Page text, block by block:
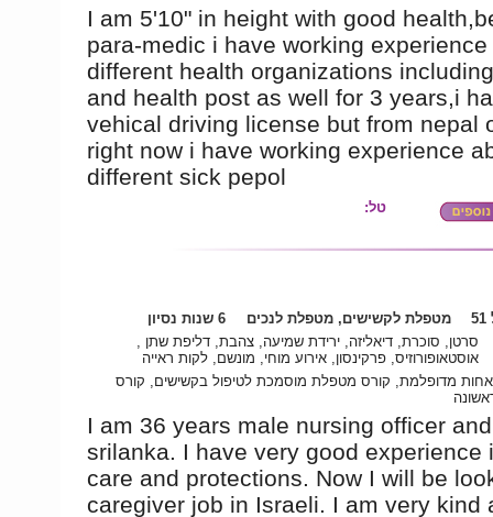
I am 5'10" in height with good
para-medic i have working experience
different health organizations
and health post as well for 3 years,i
vehical driving license but from nepal
right now i have working experience
different sick pepol
טל:
מטפלת לקשישים, מטפלת לנכים
6 שנות נסיון
סרטן, סוכרת, דיאליזה, ירידת שמיעה, צהבת, דליפת שתן ,
אוסטאופורוזיס, פרקינסון, אירוע מוחי, מונשם, לקות ראייה
אחות מדופלמת, קורס מטפלת מוסמכת לטיפול בקשישים, קורס
I am 36 years male nursing officer
srilanka. I have very good experience
care and protections. Now I will be
caregiver job in Israeli. I am very kind